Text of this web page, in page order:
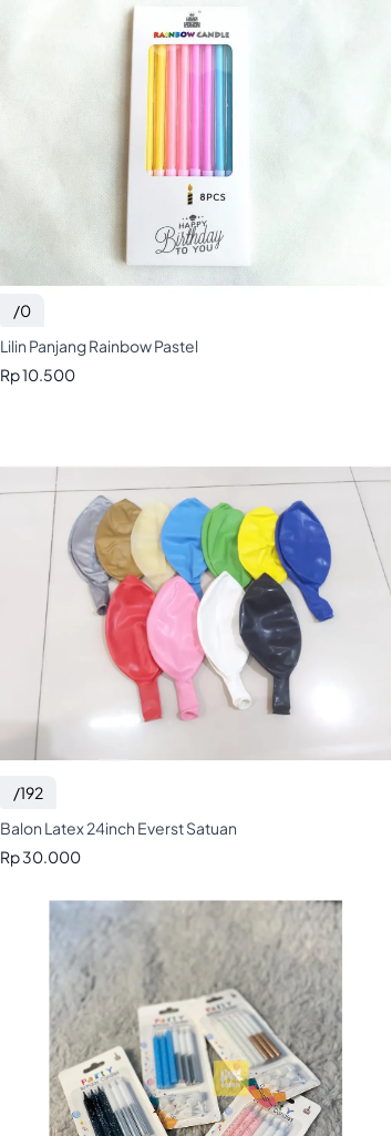
/0
Lilin Panjang Rainbow Pastel
Rp 10.500
/192
Balon Latex 24inch Everst Satuan
Rp 30.000